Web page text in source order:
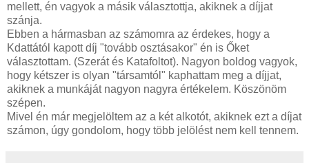
mellett, én vagyok a másik választottja, akiknek a díjjat
szánja.
Ebben a hármasban az számomra az érdekes, hogy a
Kdattától kapott díj "tovább osztásakor" én is Őket
választottam. (Szerát és Katafoltot). Nagyon boldog vagyok,
hogy kétszer is olyan "társamtól" kaphattam meg a díjjat,
akiknek a munkáját nagyon nagyra értékelem. Köszönöm
szépen.
Mivel én már megjelöltem az a két alkotót, akiknek ezt a díjat
számon, úgy gondolom, hogy több jelölést nem kell tennem.